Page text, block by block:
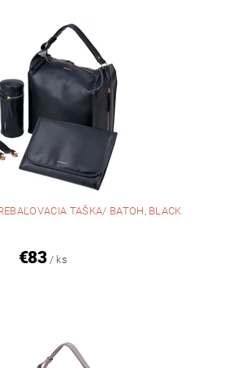
TAŠKA/ BATOH, BLACK
€83 / ks